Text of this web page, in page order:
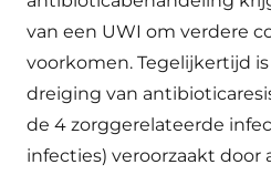
van een UWI om verdere
voorkomen. Tegelijkertijd
dreiging van
de 4 zorggerelateerde
infecties) veroorzaakt